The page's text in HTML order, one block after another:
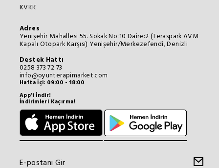
KVKK
Adres
Yenişehir Mahallesi 55. Sokak No:10 Daire:2 (Teraspark AVM
Kapalı Otopark Karşısı) Yenişehir/Merkezefendi, Denizli
Destek Hattı
0258 373 72 73
info@oyunterapimarket.com
Hafta İçi: 09:00 - 18:00
App'i İndir!
İndirimleri Kaçırma!